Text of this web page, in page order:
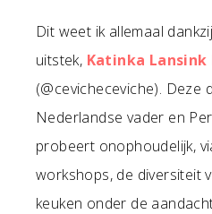
Dit weet ik allemaal
uitstek, Katinka Lansink
(@cevicheceviche). Deze
Nederlandse vader en
probeert onophoudelijk,
workshops, de diversiteit
keuken onder de